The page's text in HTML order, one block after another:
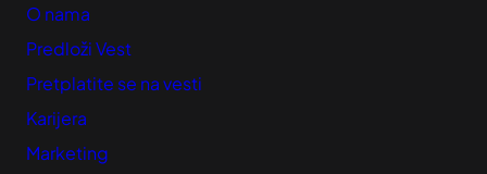
O nama
Predloži Vest
Pretplatite se na vesti
Karijera
Marketing